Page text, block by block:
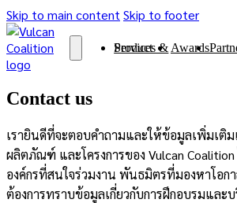
Skip to main content Skip to footer
Services & Product Awards
Contact us
เรายินดีที่จะตอบคำถามและให้ข้อมูลเพิ่มเติม
ผลิตภัณฑ์ และโครงการของ Vulcan
องค์กรที่สนใจร่วมงาน พันธมิตรที่มองหาโอก
ต้องการทราบข้อมูลเกี่ยวกับการฝึกอบรมและ